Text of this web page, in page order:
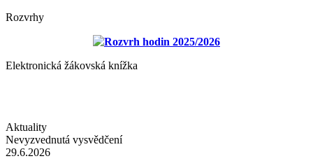
Rozvrhy
Rozvrh hodin 2025/2026
Elektronická žákovská knížka
Aktuality
Nevyzvednutá vysvědčení
29.6.2026